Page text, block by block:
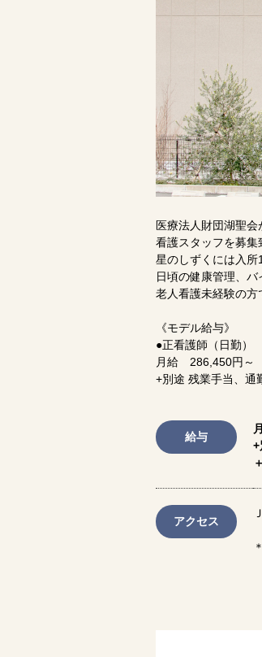
医療法人財団湖聖
看護スタッフを募集
星のしずくには入所
日頃の健康管理、バ
老人看護未経験の方
《モデル給与》
●正看護師（日勤）
月給 286,450円～
+別途 残業手当、通
給与
+
アクセス